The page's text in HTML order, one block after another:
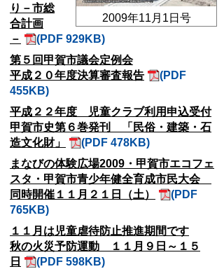
2009年11月1日号
り－市総
合計画
－
(PDF 929KB)
第５回甲賀市議会定例会
平成２０年度決算審査報告
(PDF
455KB)
平成２２年度 児童クラブ利用申込受付
甲賀市史第６巻発刊 「民俗・建築・石
造文化財」
(PDF 478KB)
まなびの体験広場2009・甲賀市エコフェ
スタ・甲賀市青少年健全育成市民大会
同時開催１１月２１日（土）
(PDF
765KB)
１１月は児童虐待防止推進期間です
秋の火災予防運動 １１月９日～１５
日
(PDF 598KB)